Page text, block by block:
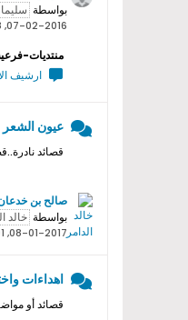
بواسطة
07-02-2016, 12:48 PM
منتديات-
ارشيف
عيون الشعر
قصائد
صالح بن
بواسطة
08-01-2017, 09:01 PM
اهداءات
قصائد أو